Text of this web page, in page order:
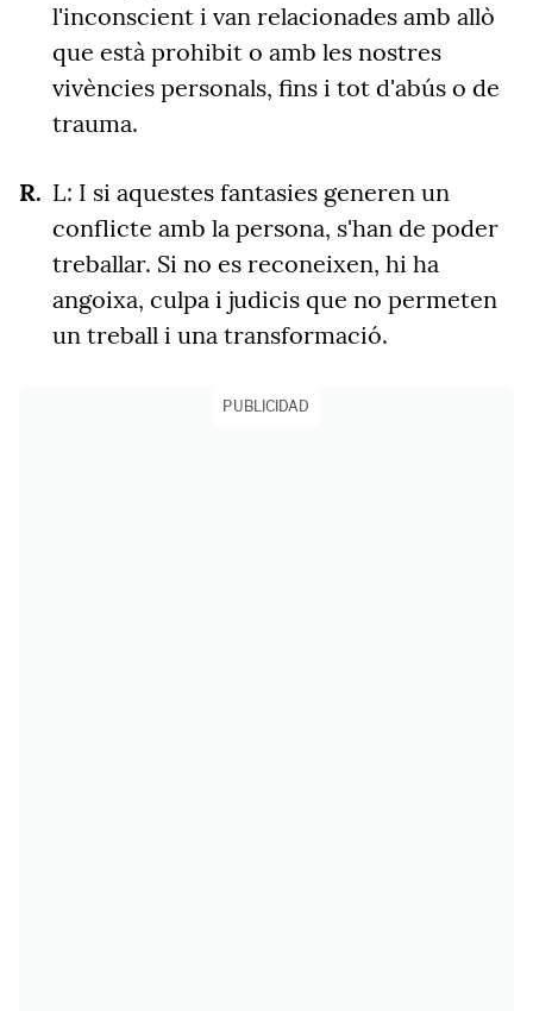
l'inconscient i van relacionades amb allò
que està prohibit o amb les nostres
vivències personals, fins i tot d'abús o de
trauma.
L: I si aquestes fantasies generen un
conflicte amb la persona, s'han de poder
treballar. Si no es reconeixen, hi ha
angoixa, culpa i judicis que no permeten
un treball i una transformació.
PUBLICIDAD